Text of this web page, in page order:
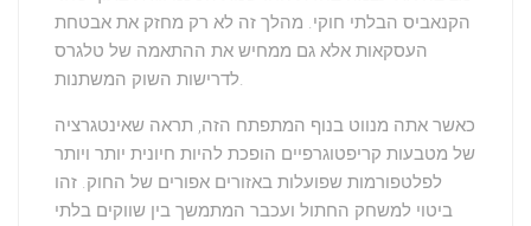
הקנאביס הבלתי חוקי. מהלך זה לא רק מחזק את אבטחת
העסקאות אלא גם ממחיש את ההתאמה של טלגרס
לדרישות השוק המשתנות.
כאשר אתה מנווט בנוף המתפתח הזה, תראה שאינטגרציה
של מטבעות קריפטוגרפיים הופכת להיות חיונית יותר ויותר
לפלטפורמות שפועלות באזורים אפורים של החוק. זהו
ביטוי למשחק החתול ועכבר המתמשך בין שווקים בלתי